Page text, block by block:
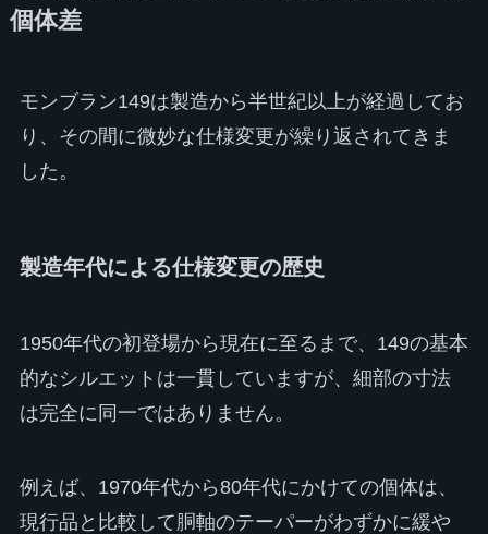
個体差
モンブラン149は製造から半世紀以上が経過してお
り、その間に微妙な仕様変更が繰り返されてきま
した。
製造年代による仕様変更の歴史
1950年代の初登場から現在に至るまで、149の基本
的なシルエットは一貫していますが、細部の寸法
は完全に同一ではありません。
例えば、1970年代から80年代にかけての個体は、
現行品と比較して胴軸のテーパーがわずかに緩や